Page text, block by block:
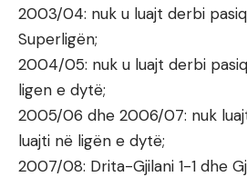
2003/04: nuk u luajt derbi
Superligën;
2004/05: nuk u luajt derbi
ligen e dytë;
2005/06 dhe 2006/07: nuk
luajti në ligën e dytë;
2007/08: Drita-Gjilani 1-1 dhe